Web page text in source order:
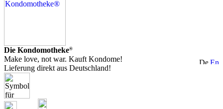
Die Kondomotheke®
Make love, not war. Kauft Kondome!
Lieferung direkt aus Deutschland!